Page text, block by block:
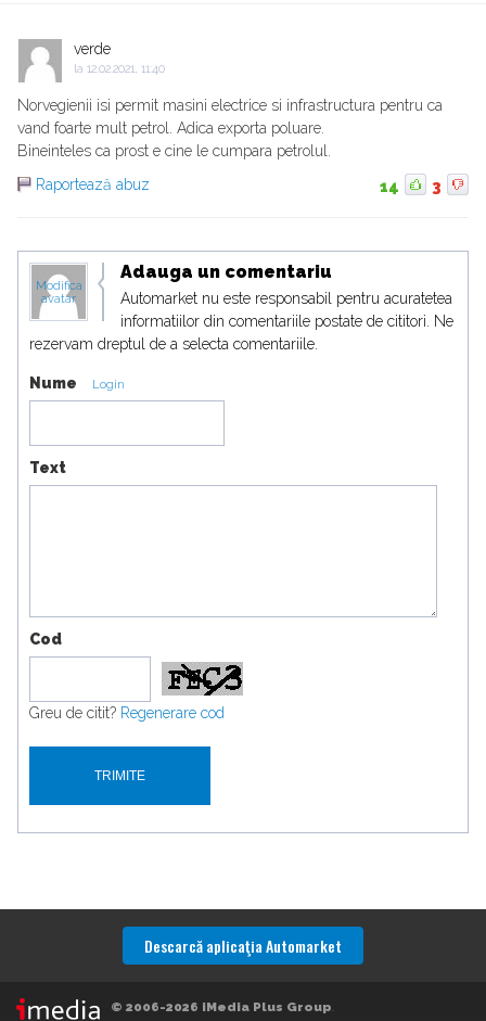
verde
la 12.02.2021, 11:40
Norvegienii isi permit masini electrice si infrastructura pentru ca
vand foarte mult petrol. Adica exporta poluare.
Bineinteles ca prost e cine le cumpara petrolul.
Raportează abuz
14 3
Modifica
avatar
Adauga un comentariu
Automarket nu este responsabil pentru acuratetea
informatiilor din comentariile postate de cititori. Ne
rezervam dreptul de a selecta comentariile.
Nume Login
Text
Cod
Greu de citit? Regenerare cod
Descarcă aplicaţia Automarket
© 2006-2026 iMedia Plus Group.